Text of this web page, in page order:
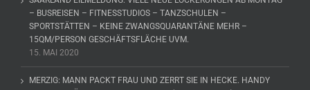
– BUSREISEN – FITNESSTUDIOS – TANZSCHULEN –
SPORTSTÄTTEN – KEINE ZWANGSQUARANTÄNE MEHR –
15QM/PERSON GESCHÄFTSFLÄCHE UVM.
15. MAI 2020
MERZIG: MANN PACKT FRAU UND ZERRT SIE IN HECKE. HANDY